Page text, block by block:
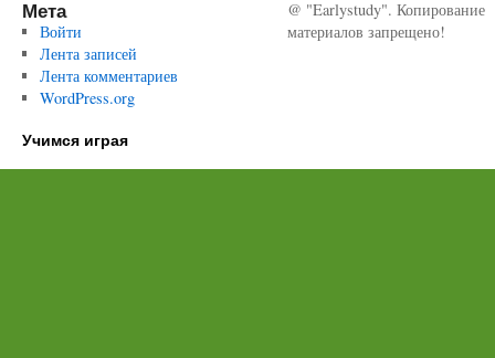
Мета
Войти
Лента записей
Лента комментариев
WordPress.org
@ "Earlystudy". Копирование
материалов запрещено!
Учимся играя